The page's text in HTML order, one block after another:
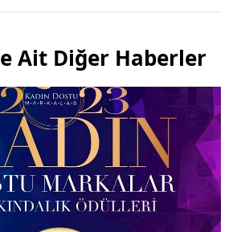
Ait Diğer Haberler